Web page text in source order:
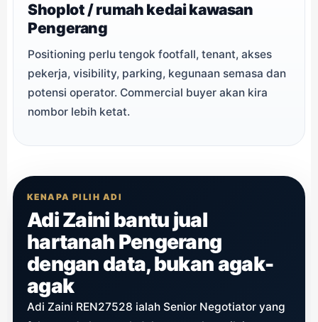
Shoplot / rumah kedai kawasan
Pengerang
Positioning perlu tengok footfall, tenant, akses
pekerja, visibility, parking, kegunaan semasa dan
potensi operator. Commercial buyer akan kira
nombor lebih ketat.
KENAPA PILIH ADI
Adi Zaini bantu jual
hartanah Pengerang
dengan data, bukan agak-
agak
Adi Zaini REN27528 ialah Senior Negotiator yang